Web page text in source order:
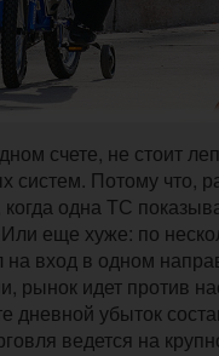
счете, не стоит
систем. Потому что,
одна ТС
еще хуже: по
на вход в одном
рынок идет против
дневной убыток
ведется на